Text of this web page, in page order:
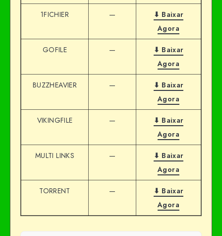
1FICHIER —
⬇ Baixar
Agora
GOFILE —
⬇ Baixar
Agora
BUZZHEAVIER —
⬇ Baixar
Agora
VIKINGFILE —
⬇ Baixar
Agora
MULTI LINKS —
⬇ Baixar
Agora
TORRENT —
⬇ Baixar
Agora